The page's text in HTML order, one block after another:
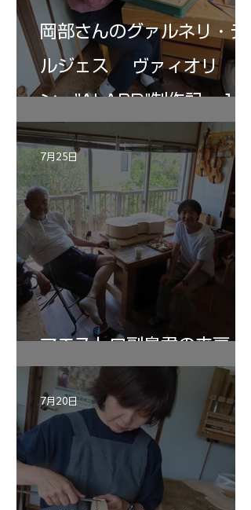
岡部さんのグァルネリ・デ
ルジェス ヴァィオリ
ン ”ALARD"制作記 １2
マエストロ副島君の来房
7月25日
7月20日